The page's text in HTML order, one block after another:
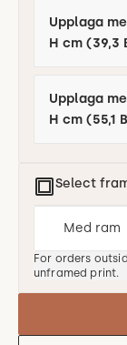
Upplaga
H cm (39,3
Upplaga
H cm (55,1
Select
For orders
unframed print.